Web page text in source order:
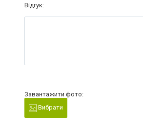
Відгук:
Завантажити фото:
Вибрати